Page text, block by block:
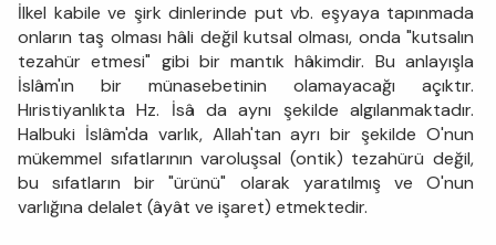
İlkel kabile ve şirk dinlerinde put vb. eşyaya tapınmada
onların taş olması hâli değil kutsal olması, onda "kutsalın
tezahür etmesi" gibi bir mantık hâkimdir. Bu anlayışla
İslâm'ın bir münasebetinin olamayacağı açıktır.
Hıristiyanlıkta Hz. İsâ da aynı şekilde algılanmaktadır.
Halbuki İslâm'da varlık, Allah'tan ayrı bir şekilde O'nun
mükemmel sıfatlarının varoluşsal (ontik) tezahürü değil,
bu sıfatların bir "ürünü" olarak yaratılmış ve O'nun
varlığına delalet (âyât ve işaret) etmektedir.